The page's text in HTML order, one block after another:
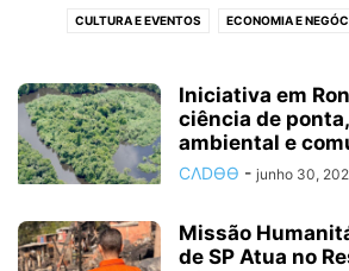
CULTURA E EVENTOS ECONOMIA E
POLÍTICA E JUSTIÇA SAÚDE E BEM-ESTAR
Iniciativa em
ciência de
ambiental e
CΛDӨӨ - junho 30,
Missão
de SP Atua no